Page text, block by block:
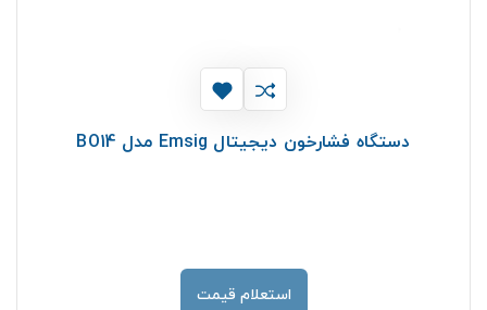
دستگاه فشارخون دیجیتال Emsig مدل BO14
استعلام قیمت